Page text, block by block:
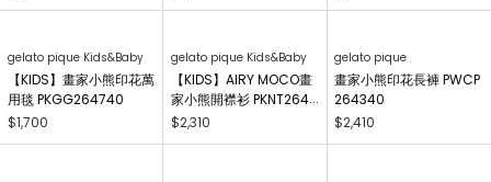
gelato pique Kids&Baby
【KIDS】畫家小熊印花萬
用毯 PKGG264740
$1,700
gelato pique Kids&Baby
【KIDS】AIRY MOCO畫
家小熊開襟衫 PKNT2644
63
$2,310
gelato pique
畫家小熊印花長褲 PWCP
264340
$2,410